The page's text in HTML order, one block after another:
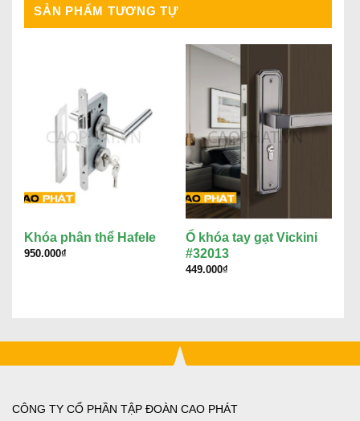
SẢN PHẨM TƯƠNG TỰ
Khóa phân thể Hafele
950.000₫
Ổ khóa tay gạt Vickini
#32013
449.000₫
CÔNG TY CỔ PHẦN TẬP ĐOÀN CAO PHÁT